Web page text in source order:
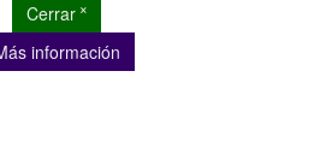
Cerrar ˟
información